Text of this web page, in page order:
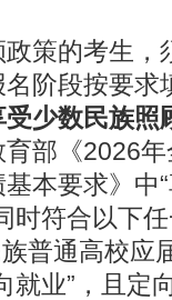
政策的考生
阶段按要求
少数民族照
育部《2026
本要求》中
时符合以下
普通高校应
就业”，且定